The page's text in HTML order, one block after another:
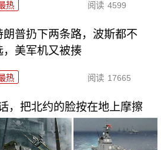
热 阅读 4599
朗普扔下两条路，波斯都不
，美军机又被揍
热 阅读 17665
，把北约的脸按在地上摩擦